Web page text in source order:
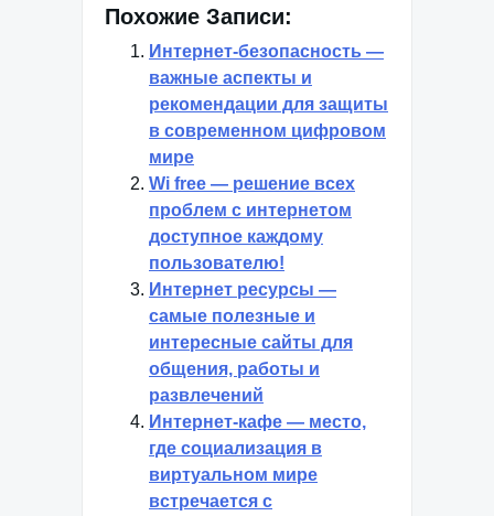
Похожие Записи:
Интернет-безопасность —
важные аспекты и
рекомендации для защиты
в современном цифровом
мире
Wi free — решение всех
проблем с интернетом
доступное каждому
пользователю!
Интернет ресурсы —
самые полезные и
интересные сайты для
общения, работы и
развлечений
Интернет-кафе — место,
где социализация в
виртуальном мире
встречается с